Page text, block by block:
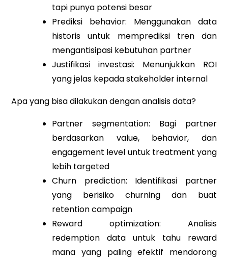
tapi punya potensi besar
Prediksi behavior: Menggunakan data
historis untuk memprediksi tren dan
mengantisipasi kebutuhan partner
Justifikasi investasi: Menunjukkan ROI
yang jelas kepada stakeholder internal
Apa yang bisa dilakukan dengan analisis data?
Partner segmentation: Bagi partner
berdasarkan value, behavior, dan
engagement level untuk treatment yang
lebih targeted
Churn prediction: Identifikasi partner
yang berisiko churning dan buat
retention campaign
Reward optimization: Analisis
redemption data untuk tahu reward
mana yang paling efektif mendorong